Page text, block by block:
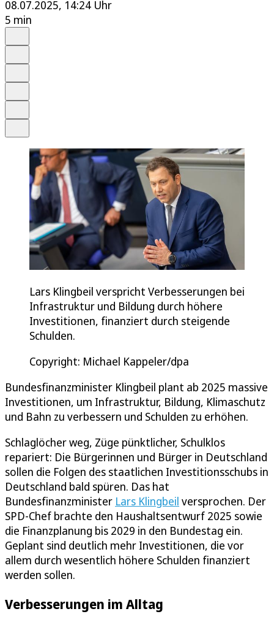
08.07.2025, 14:24 Uhr
5 min
Lars Klingbeil verspricht Verbesserungen bei
Infrastruktur und Bildung durch höhere
Investitionen, finanziert durch steigende
Schulden.
Copyright: Michael Kappeler/dpa
Bundesfinanzminister Klingbeil plant ab 2025 massive
Investitionen, um Infrastruktur, Bildung, Klimaschutz
und Bahn zu verbessern und Schulden zu erhöhen.
Schlaglöcher weg, Züge pünktlicher, Schulklos
repariert: Die Bürgerinnen und Bürger in Deutschland
sollen die Folgen des staatlichen Investitionsschubs in
Deutschland bald spüren. Das hat
Bundesfinanzminister Lars Klingbeil versprochen. Der
SPD-Chef brachte den Haushaltsentwurf 2025 sowie
die Finanzplanung bis 2029 in den Bundestag ein.
Geplant sind deutlich mehr Investitionen, die vor
allem durch wesentlich höhere Schulden finanziert
werden sollen.
Verbesserungen im Alltag